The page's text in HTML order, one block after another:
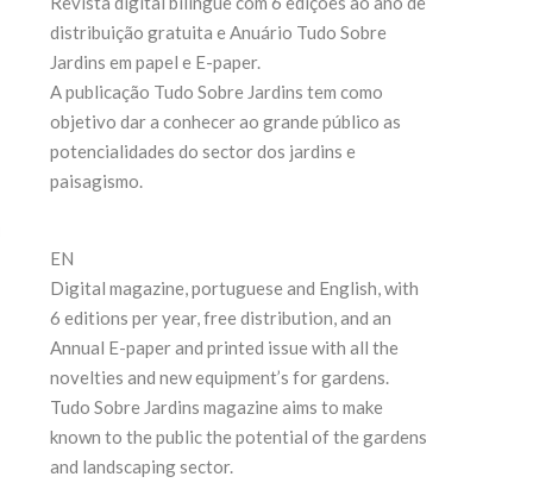
CONTINUE READING
distribuição gratuita e Anuário Tudo Sobre
Jardins em papel e E-paper.
A publicação Tudo Sobre Jardins tem como
objetivo dar a conhecer ao grande público as
potencialidades do sector dos jardins e
paisagismo.
EN
Digital magazine, portuguese and English, with
6 editions per year, free distribution, and an
Annual E-paper and printed issue with all the
novelties and new equipment’s for gardens.
Tudo Sobre Jardins magazine aims to make
known to the public the potential of the gardens
and landscaping sector.